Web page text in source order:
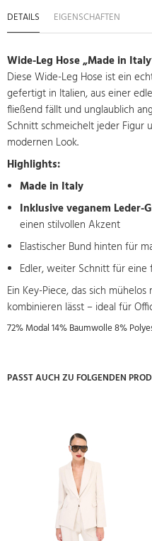
DETAILS EIGENSCHAFTEN
Wide-Leg Hose „Made in
Diese Wide-Leg Hose ist ein
gefertigt in Italien, aus einer
fließend fällt und unglaublich
Schnitt schmeichelt jeder Figur
modernen Look.
Highlights:
Made in Italy
Inklusive veganem Leder-
einen stilvollen Akzent
Elastischer Bund hinten für
Edler, weiter Schnitt für eine
Ein Key-Piece, das sich
kombinieren lässt – ideal für
72% Modal 14% Baumwolle 8%
PASST AUCH ZU FOLGENDEN